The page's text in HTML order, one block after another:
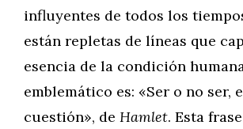
influyentes de todos los
están repletas de líneas que
esencia de la condición
emblemático es: «Ser o no ser,
cuestión», de Hamlet. Esta